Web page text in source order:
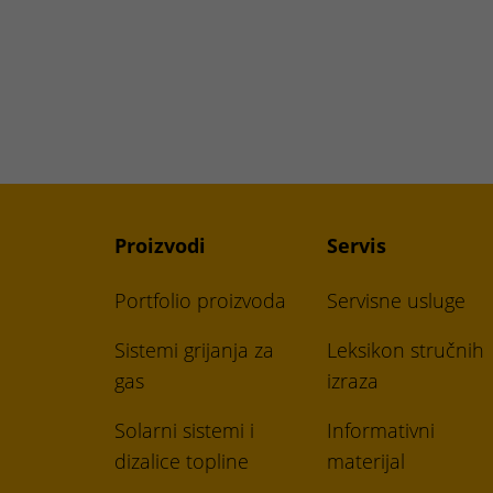
Proizvodi
Portfolio proizvoda
Sistemi grijanja za
gas
Solarni sistemi i
dizalice topline
Servis
Servisne usluge
Leksikon stručnih
izraza
Informativni
materijal